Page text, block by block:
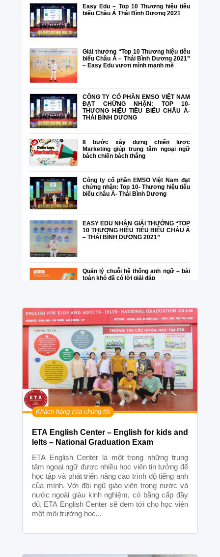
Easy Edu – Top 10 Thương hiệu tiêu
biểu Châu Á Thái Bình Dương 2021
Giải thưởng “Top 10 Thương hiệu tiêu
biểu Châu Á – Thái Bình Dương 2021”
– Easy Edu vươn mình mạnh mẽ
CÔNG TY CỔ PHẦN EMSO VIỆT NAM
ĐẠT CHỨNG NHẬN: TOP 10-
THƯƠNG HIỆU TIÊU BIỂU CHÂU Á-
THÁI BÌNH DƯƠNG
8 bước xây dựng chiến lược
Marketing giúp trung tâm ngoại ngữ
bách chiến bách thắng
Công ty cổ phần EMSO Việt Nam đạt
chứng nhận: Top 10- Thương hiệu tiêu
biểu châu Á- Thái Bình Dương
EASY EDU NHẬN GIẢI THƯỞNG “TOP
10 THƯƠNG HIỆU TIÊU BIỂU CHÂU Á
– THÁI BÌNH DƯƠNG 2021”
Quản lý chuỗi hệ thống anh ngữ – bài
toán khó đã có lời giải đáp
Ứng dụng toàn diện dành cho trung
tâm giáo dục Đơn giản – Thuận lợi –
Chính xác
Nhiều trung tâm ngoại ngữ chuyển đổi
số
Ứng dụng công nghệ số trong quản trị
doanh nghiệp giáo dục – đào tạo cùng
Easy Edu
Easy Edu giúp doanh nghiệp giáo dục
nghiệp giáo dục – tất cả chỉ trong một
nền tảng Easy Edu
Tập Đoàn Giáo Dục Mastermind – Nơi
học viên được phát triển toàn diện
ETA English Center – English for kids and
Ielts – National Graduation Exam
Khách hàng của chúng tôi
ETA English Center là một trong những trung
tâm ngoại ngữ được nhiều học viên tin tưởng để
học tập và phát triển nâng cao trình độ tiếng anh
của mình. Với đội ngũ giáo viên trong nước và
nước ngoài giàu kinh nghiệm, có bằng cấp đầy
đủ, ETA English Center sẽ đem tới cho học viên
một môi trường học...